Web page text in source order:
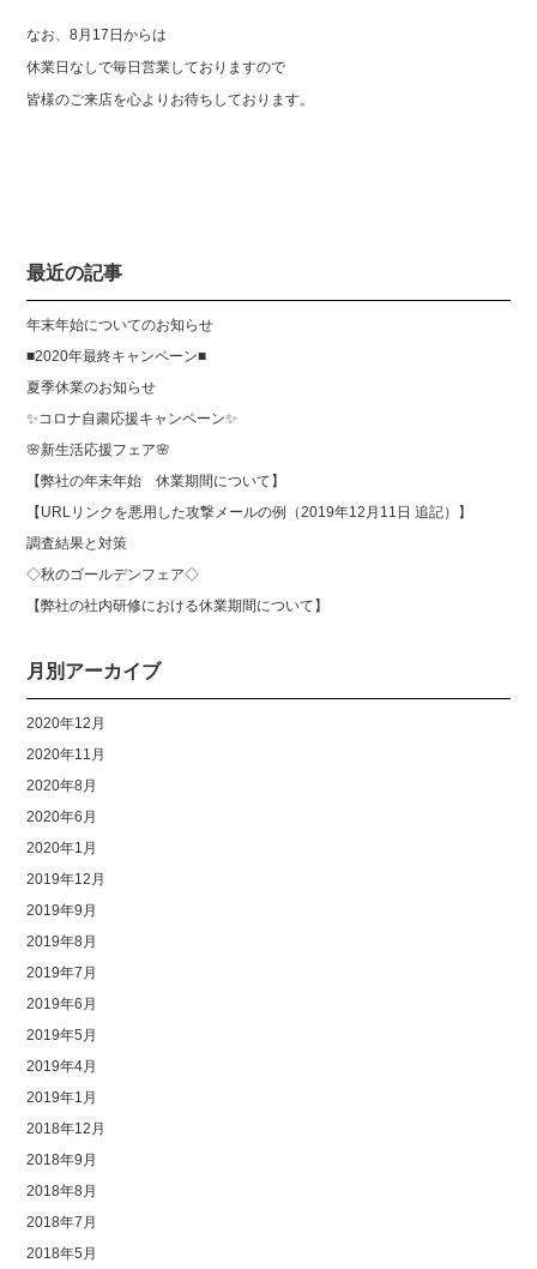
なお、8月17日からは
休業日なしで毎日営業しておりますので
皆様のご来店を心よりお待ちしております。
最近の記事
年末年始についてのお知らせ
■2020年最終キャンペーン■
夏季休業のお知らせ
✨コロナ自粛応援キャンペーン✨
🌸新生活応援フェア🌸
【弊社の年末年始 休業期間について】
【URLリンクを悪用した攻撃メールの例（2019年12月11日 追記）】
調査結果と対策
◇秋のゴールデンフェア◇
【弊社の社内研修における休業期間について】
月別アーカイブ
2020年12月
2020年11月
2020年8月
2020年6月
2020年1月
2019年12月
2019年9月
2019年8月
2019年7月
2019年6月
2019年5月
2019年4月
2019年1月
2018年12月
2018年9月
2018年8月
2018年7月
2018年5月